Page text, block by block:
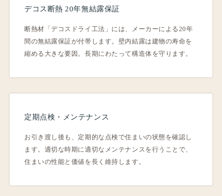
デコス断熱 20年無結露保証
断熱材「デコスドライ工法」には、メーカーによる20年
間の無結露保証が付帯します。壁内結露は建物の寿命を
縮める大きな要因。長期にわたって構造体を守ります。
定期点検・メンテナンス
お引き渡し後も、定期的な点検で住まいの状態を確認し
ます。適切な時期に適切なメンテナンスを行うことで、
住まいの性能と価値を長く維持します。